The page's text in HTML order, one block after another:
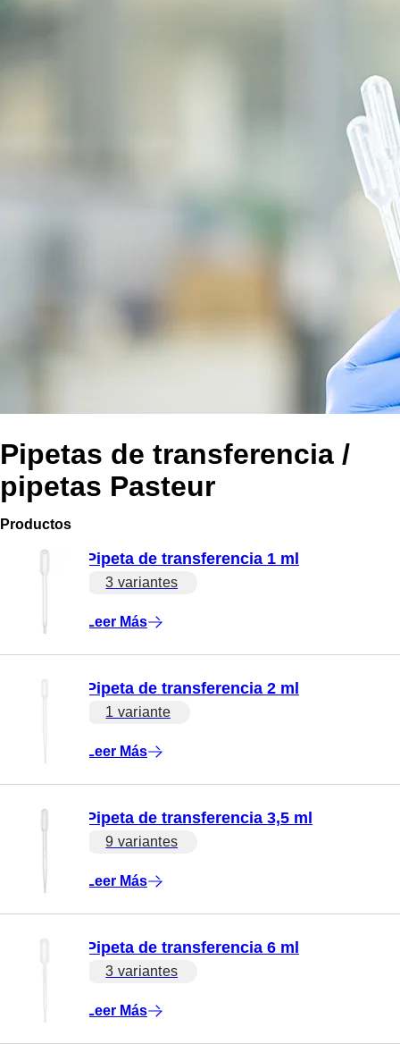
Pipetas de transferencia /
pipetas Pasteur
Productos
Pipeta de transferencia 1 ml
3 variantes
Leer Más
Pipeta de transferencia 2 ml
1 variante
Leer Más
Pipeta de transferencia 3,5 ml
9 variantes
Leer Más
Pipeta de transferencia 6 ml
3 variantes
Leer Más